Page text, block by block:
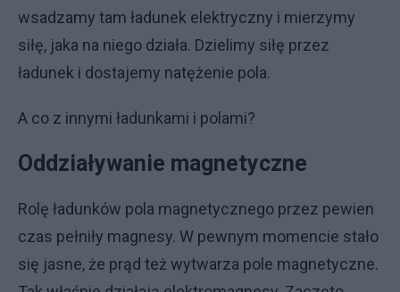
wsadzamy tam ładunek elektryczny i mierzymy
siłę, jaka na niego działa. Dzielimy siłę przez
ładunek i dostajemy natężenie pola.
A co z innymi ładunkami i polami?
Oddziaływanie magnetyczne
Rolę ładunków pola magnetycznego przez pewien
czas pełniły magnesy. W pewnym momencie stało
się jasne, że prąd też wytwarza pole magnetyczne.